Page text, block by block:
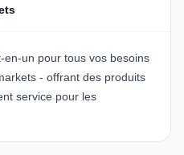
un pour tous vos besoins
- offrant des produits
service pour les